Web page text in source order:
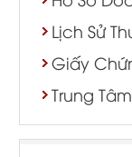
Lịch Sử
Giấy
Trung